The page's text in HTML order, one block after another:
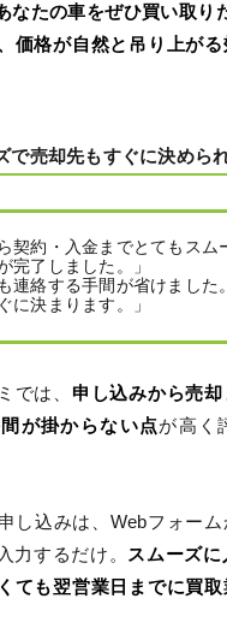
なたの車をぜひ買い取り
価格が自然と吊り上がる
で売却先もすぐに決めら
契約・入金までとてもスム
完了しました。」
連絡する手間が省けました
に決まります。」
では、 申し込みから売
が掛からない点が高く
し込みは、Webフォー
力するだけ。 スムーズに
ても翌営業日までに買